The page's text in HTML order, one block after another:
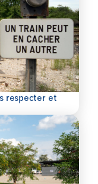
respecter et